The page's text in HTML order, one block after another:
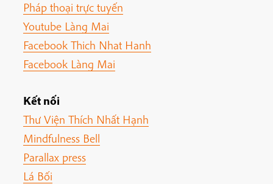
Pháp thoại trực tuyến
Youtube Làng Mai
Facebook Thich Nhat Hanh
Facebook Làng Mai
Kết nối
Thư Viện Thích Nhất Hạnh
Mindfulness Bell
Parallax press
Lá Bối